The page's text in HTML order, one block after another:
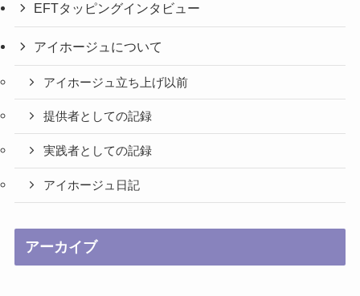
EFTタッピングインタビュー
アイホージュについて
アイホージュ立ち上げ以前
提供者としての記録
実践者としての記録
アイホージュ日記
アーカイブ